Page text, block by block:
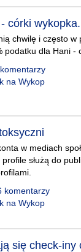
córki wykopka.
chwilę i często w
dla Hani -
na Wykop
w mediach
służą do
komentarzy
na Wykop
się check-iny